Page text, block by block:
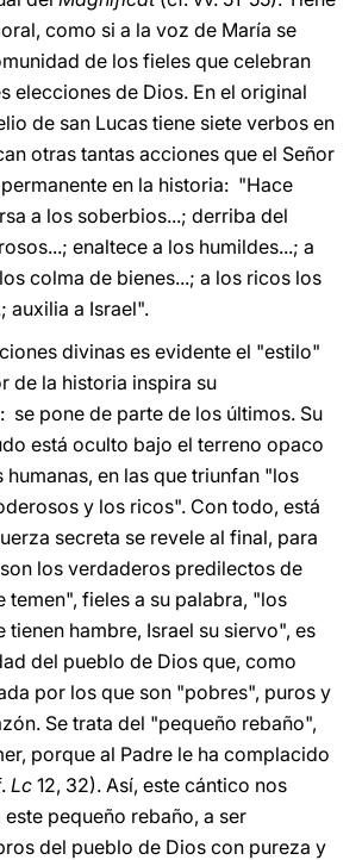
como si a la voz de María se
de los fieles que celebran
elecciones de Dios. En el original
de san Lucas tiene siete verbos en
otras tantas acciones que el Señor
en la historia: "Hace
a los soberbios...; derriba del
enaltece a los humildes...; a
colma de bienes...; a los ricos los
auxilia a Israel".
divinas es evidente el "estilo"
de la historia inspira su
se pone de parte de los últimos. Su
está oculto bajo el terreno opaco
en las que triunfan "los
y los ricos". Con todo, está
secreta se revele al final, para
los verdaderos predilectos de
temen", fieles a su palabra, "los
tienen hambre, Israel su siervo", es
del pueblo de Dios que, como
por los que son "pobres", puros y
Se trata del "pequeño rebaño",
porque al Padre le ha complacido
Lc 12, 32). Así, este cántico nos
pequeño rebaño, a ser
del pueblo de Dios con pureza y